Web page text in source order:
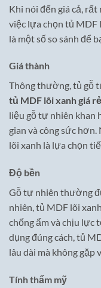
Khi nói đến giá cả,
việc lựa chọn tủ MDF
là một số so sánh để
Giá thành
Thông thường, tủ gỗ
tủ MDF lõi xanh giá rẻ
liệu gỗ tự nhiên khan
gian và công sức
lõi xanh là lựa chọn
Độ bền
Gỗ tự nhiên thường
nhiên, tủ MDF lõi
chống ẩm và chịu lực
dụng đúng cách, tủ
lâu dài mà không gặp
Tính thẩm mỹ